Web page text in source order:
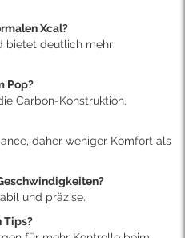
Xcal?
bietet deutlich mehr
Pop?
Carbon-Konstruktion.
daher weniger Komfort als
und präzise.
Tips?